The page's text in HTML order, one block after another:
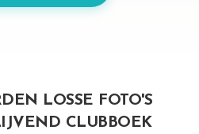
LOSSE FOTO'S
CLUBBOEK